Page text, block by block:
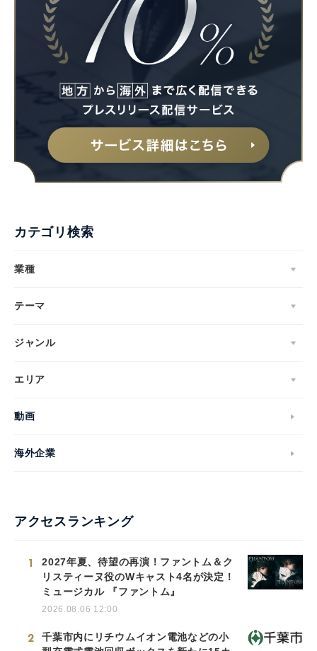
カテゴリ検索
業種
テーマ
ジャンル
エリア
動画
海外企業
アクセスランキング
1
2027年夏、待望の再演！ファントム＆ク
リスティーヌ役のWキャスト4名が決定！
ミュージカル 『ファントム』
2026.08.06 12:00
2
千葉市内にリチウムイオン電池などの小